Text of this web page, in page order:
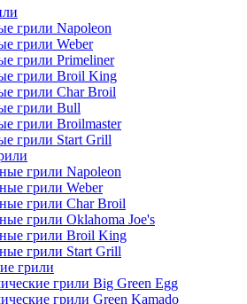
грили Napoleon
грили Weber
грили Primeliner
грили Broil King
грили Char Broil
грили Bull
грили Broilmaster
грили Start Grill
грили Napoleon
грили Weber
грили Char Broil
грили Oklahoma Joe's
грили Broil King
грили Start Grill
грили
грили Big Green Egg
грили Green Kamado